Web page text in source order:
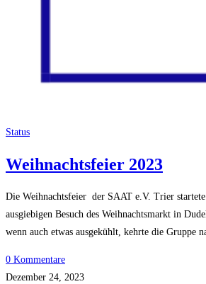
Status
Weihnachtsfeier 2023
Die Weihnachtsfeier der SAAT e.V. Trier
ausgiebigen Besuch des Weihnachtsmarkt in
wenn auch etwas ausgekühlt, kehrte die Gruppe
0 Kommentare
Dezember 24, 2023